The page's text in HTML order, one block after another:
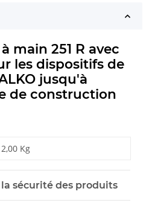
main 251 R avec
les dispositifs de
jusqu'à
de construction
2,00 Kg
sécurité des produits